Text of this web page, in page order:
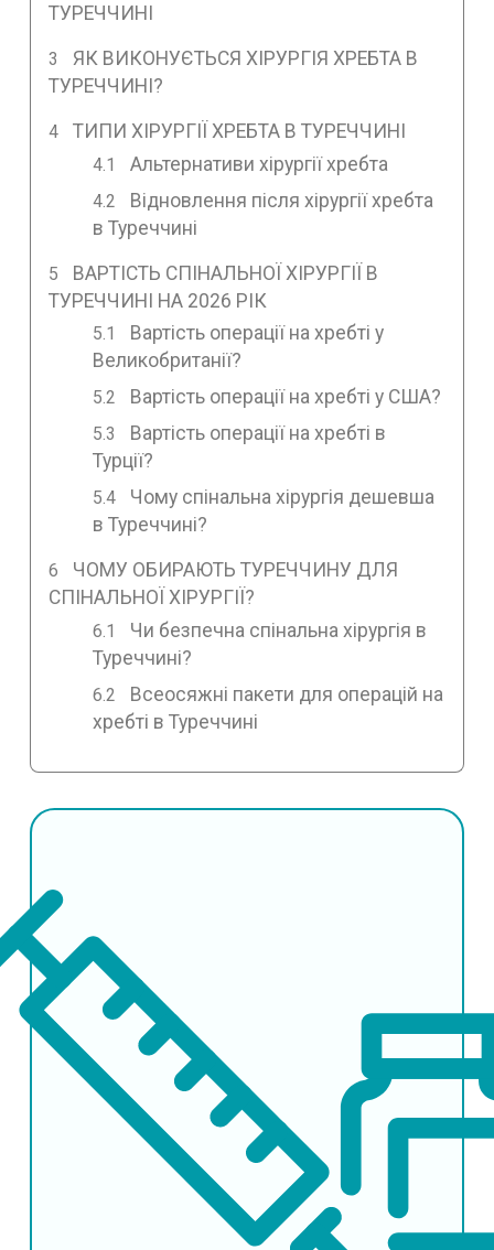
ТУРЕЧЧИНІ
ЯК ВИКОНУЄТЬСЯ ХІРУРГІЯ ХРЕБТА В
ТУРЕЧЧИНІ?
ТИПИ ХІРУРГІЇ ХРЕБТА В ТУРЕЧЧИНІ
Альтернативи хірургії хребта
Відновлення після хірургії хребта
в Туреччині
ВАРТІСТЬ СПІНАЛЬНОЇ ХІРУРГІЇ В
ТУРЕЧЧИНІ НА 2026 РІК
Вартість операції на хребті у
Великобританії?
Вартість операції на хребті у США?
Вартість операції на хребті в
Турції?
Чому спінальна хірургія дешевша
в Туреччині?
ЧОМУ ОБИРАЮТЬ ТУРЕЧЧИНУ ДЛЯ
СПІНАЛЬНОЇ ХІРУРГІЇ?
Чи безпечна спінальна хірургія в
Туреччині?
Всеосяжні пакети для операцій на
хребті в Туреччині